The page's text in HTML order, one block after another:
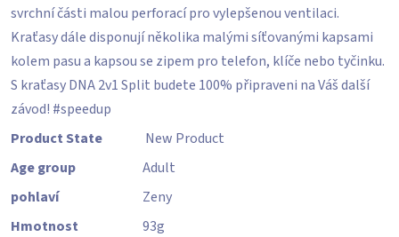
svrchní části malou perforací pro vylepšenou ventilaci.
Kraťasy dále disponují několika malými síťovanými kapsami
kolem pasu a kapsou se zipem pro telefon, klíče nebo tyčinku.
S kraťasy DNA 2v1 Split budete 100% připraveni na Váš další
závod! #speedup
Product State
New Product
Age group
Adult
pohlaví
Zeny
Hmotnost
93g